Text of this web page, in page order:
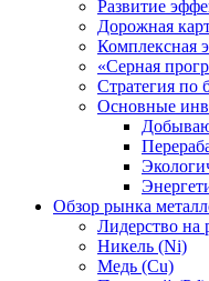
Развитие
Дорожная
Комплексная
«Серная
Стратегия по
Основные
Обзор рынка
Лидерство на
Никель (Ni)
Медь (Cu)